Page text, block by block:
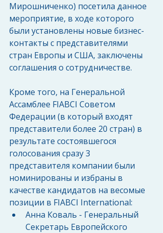
Мирошниченко) посетила данное
мероприятие, в ходе которого
были установлены новые бизнес-
контакты с представителями
стран Европы и США, заключены
соглашения о сотрудничестве.
Кроме того, на Генеральной
Ассамблее FIABCI Советом
Федерации (в который входят
представители более 20 стран) в
результате состоявшегося
голосования сразу 3
представителя компании были
номинированы и избраны в
качестве кандидатов на весомые
позиции в FIABCI International:
Анна Коваль - Генеральный
Секретарь Европейского